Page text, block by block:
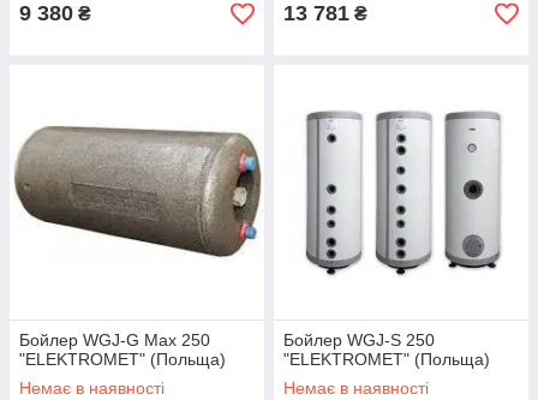
9 380 ₴ 13 781 ₴
Бойлер WGJ-G Max 250
"ELEKTROMET" (Польща)
Немає в наявності
Бойлер WGJ-S 250
"ELEKTROMET" (Польща)
Немає в наявності